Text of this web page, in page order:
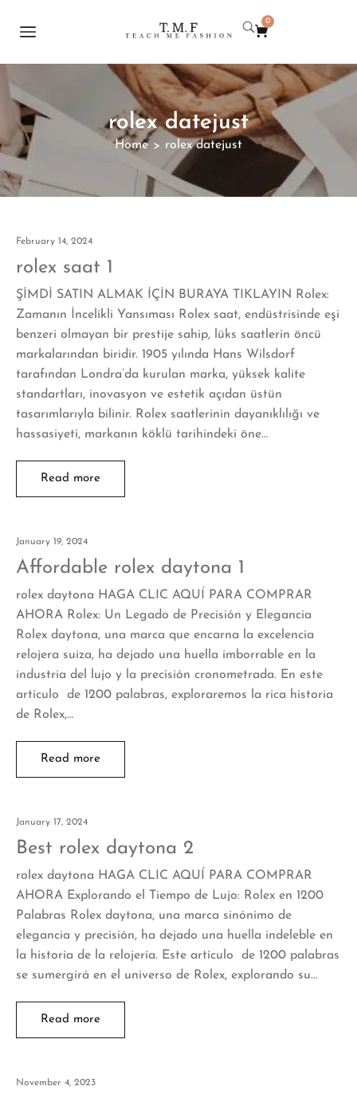
0
rolex datejust
Home > rolex datejust
February 14, 2024
rolex saat 1
ŞİMDİ SATIN ALMAK İÇİN BURAYA TIKLAYIN Rolex:
Zamanın İncelikli Yansıması Rolex saat, endüstrisinde eşi
benzeri olmayan bir prestije sahip, lüks saatlerin öncü
markalarından biridir. 1905 yılında Hans Wilsdorf
tarafından Londra’da kurulan marka, yüksek kalite
standartları, inovasyon ve estetik açıdan üstün
tasarımlarıyla bilinir. Rolex saatlerinin dayanıklılığı ve
hassasiyeti, markanın köklü tarihindeki öne…
Read more
January 19, 2024
Affordable rolex daytona 1
rolex daytona HAGA CLIC AQUÍ PARA COMPRAR
AHORA Rolex: Un Legado de Precisión y Elegancia
Rolex daytona, una marca que encarna la excelencia
relojera suiza, ha dejado una huella imborrable en la
industria del lujo y la precisión cronometrada. En este
artículo de 1200 palabras, exploraremos la rica historia
de Rolex,…
Read more
January 17, 2024
Best rolex daytona 2
rolex daytona HAGA CLIC AQUÍ PARA COMPRAR
AHORA Explorando el Tiempo de Lujo: Rolex en 1200
Palabras Rolex daytona, una marca sinónimo de
elegancia y precisión, ha dejado una huella indeleble en
la historia de la relojería. Este artículo de 1200 palabras
se sumergirá en el universo de Rolex, explorando su…
Read more
November 4, 2023